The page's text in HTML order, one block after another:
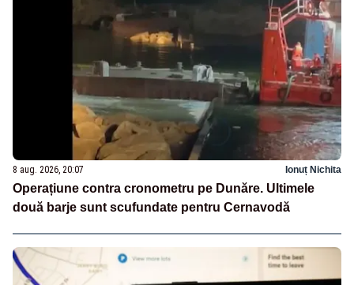
8 aug. 2026, 20:07 Ionuț Nichita
Operațiune contra cronometru pe Dunăre. Ultimele
două barje sunt scufundate pentru Cernavodă